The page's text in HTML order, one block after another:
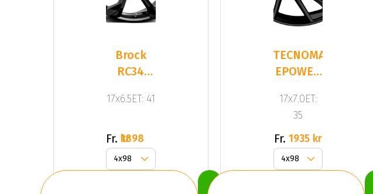
Brock
RC34
Black
17x6.5ET: 41
Fr. 1898 kr
TECNOMAGNESIO
EPOWER
BLACK
17x7.0ET:
35
Fr. 1935 kr